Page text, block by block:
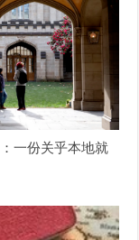
一份关乎本地就